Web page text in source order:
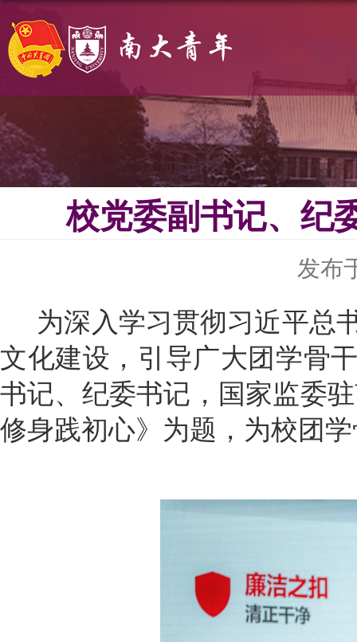
校党委副书记、纪
发布
为深入学习贯彻习近平总
文化建设，引导广大团学骨
书记、纪委书记，国家监委
修身践初心》为题，为校团